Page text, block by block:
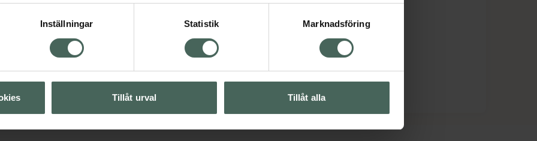
Inställningar Statistik Marknadsföring
Tillåt urval Tillåt alla
Visa